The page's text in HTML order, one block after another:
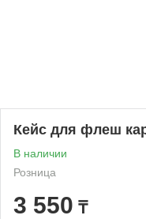
Кейс для флеш
В наличии
Розница
3 550 ₸